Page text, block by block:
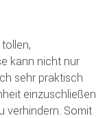
kann nicht nur
sehr praktisch
einzuschließen
verhindern. Somit